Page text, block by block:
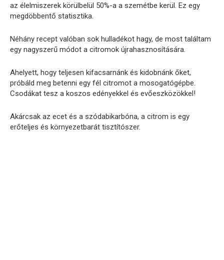
az élelmiszerek körülbelül 50%-a a szemétbe kerül. Ez egy
megdöbbentő statisztika.
Néhány recept valóban sok hulladékot hagy, de most találtam
egy nagyszerű módot a citromok újrahasznosítására.
Ahelyett, hogy teljesen kifacsarnánk és kidobnánk őket,
próbáld meg betenni egy fél citromot a mosogatógépbe.
Csodákat tesz a koszos edényekkel és evőeszközökkel!
Akárcsak az ecet és a szódabikarbóna, a citrom is egy
erőteljes és környezetbarát tisztítószer.